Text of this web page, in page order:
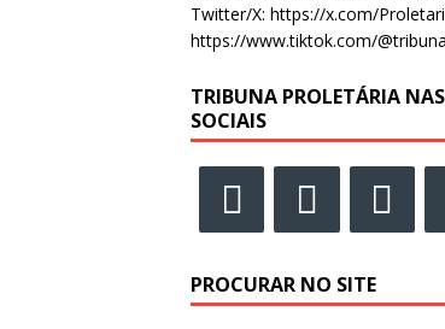
Twitter/X: https://x.com/
https://www.tiktok.com/
TRIBUNA PROLETÁRIA NAS
SOCIAIS
PROCURAR NO SITE